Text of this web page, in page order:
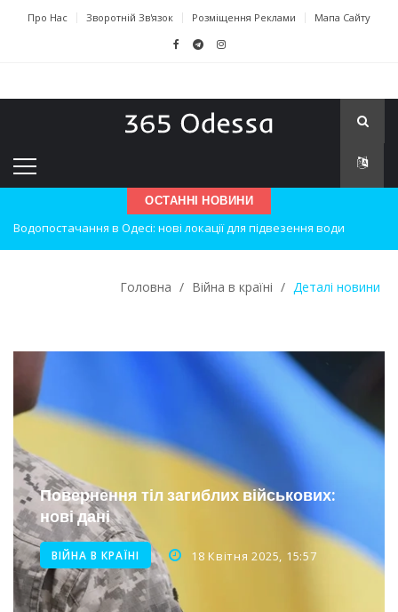
Про Нас Зворотній Зв'язок Розміщення Реклами Мапа Сайту
ОСТАННІ НОВИНИ
Водопостачання в Одесі: нові локації для підвезення води
Нічна атака на Одесу: наслідки вибухів
Новини з Зимової школи інсульту в Швейцарії
Інтеграція ветеранів в українське суспільство
Нічна атака на Одесу: наслідки обстрілу
Енергетична підтримка для Одеси
Головна / Війна в країні / Деталі новини
Повернення тіл загиблих військових:
нові дані
ВІЙНА В КРАЇНІ 18 Квітня 2025, 15:57